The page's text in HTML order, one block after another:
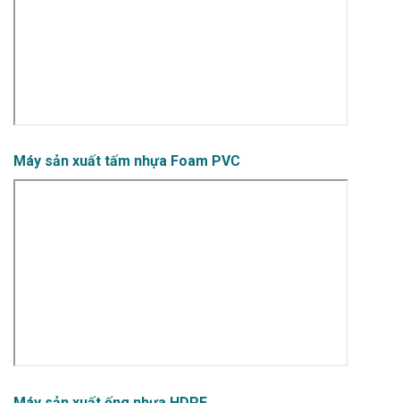
Máy sản xuất tấm nhựa Foam PVC